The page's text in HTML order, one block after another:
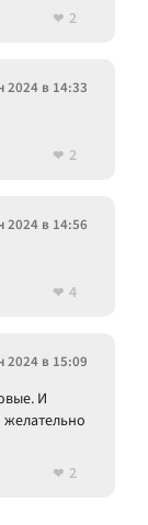
2
2024 в 14:33
2
2024 в 14:56
4
2024 в 15:09
И
2